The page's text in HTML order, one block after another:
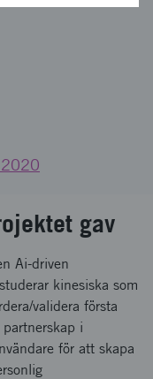
2020
gav
Ai-driven
kinesiska som
validera första
i
för att skapa